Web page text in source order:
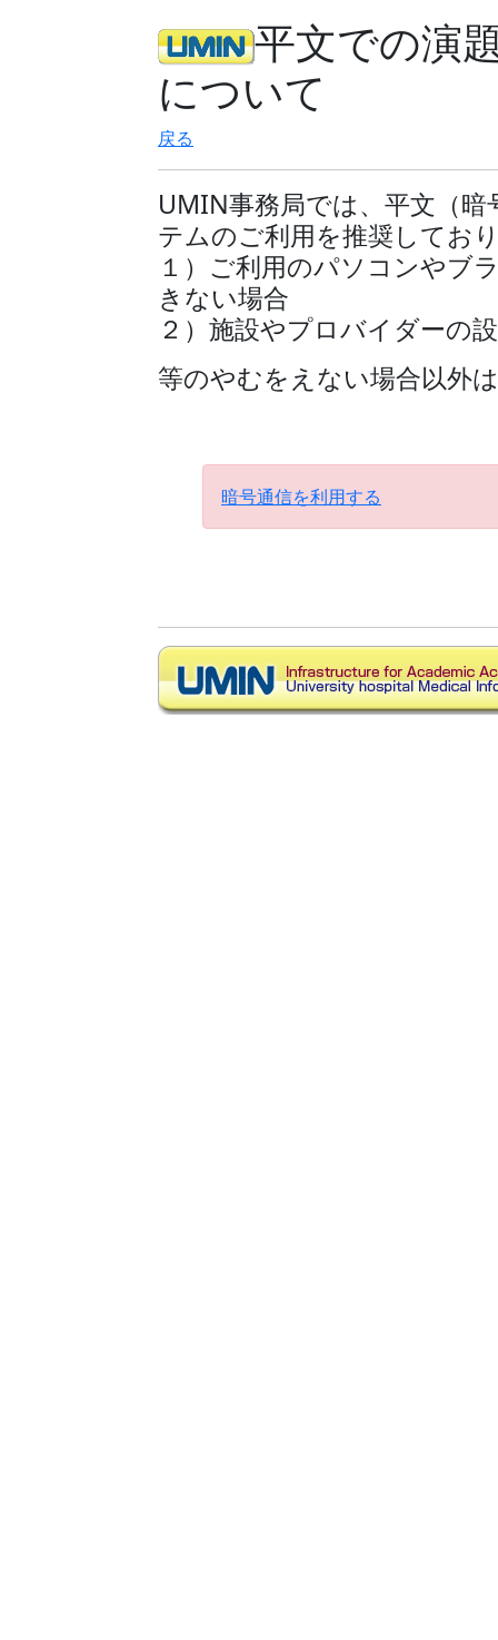
平文での演
について
戻る
UMIN事務局では、平文（
テムのご利用を推奨してお
１）ご利用のパソコンやブ
きない場合
２）施設やプロバイダーの
等のやむをえない場合以外
暗号通信を利用する